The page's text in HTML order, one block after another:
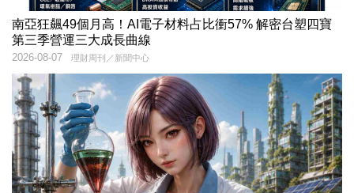
南亞狂飆49個月高！AI電子材料占比衝57% 解密台塑四寶
第三季營運三大成長曲線
理財周刊／新聞中心
2026-08-07